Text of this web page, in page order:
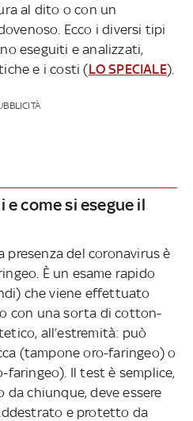
al dito o con un
Ecco i diversi tipi
eseguiti e analizzati,
e i costi (LO SPECIALE).
come si esegue il
presenza del coronavirus è
È un esame rapido
che viene effettuato
con una sorta di cotton-
all’estremità: può
(tampone oro-faringeo) o
faringeo). Il test è semplice,
chiunque, deve essere
e protetto da